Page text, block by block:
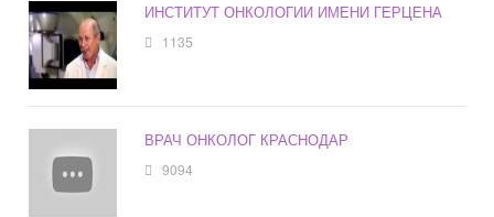
ИНСТИТУТ ОНКОЛОГИИ ИМЕНИ ГЕРЦЕНА
1135
ВРАЧ ОНКОЛОГ КРАСНОДАР
9094